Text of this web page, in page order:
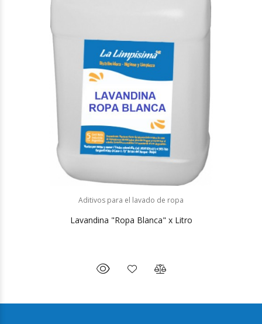
Aditivos para el lavado de ropa
Lavandina "Ropa Blanca" x Litro